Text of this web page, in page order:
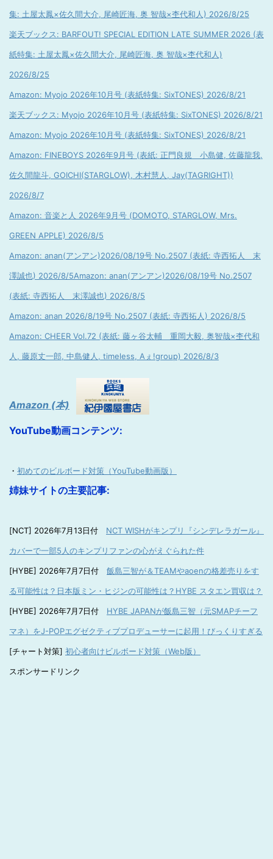
集: 土屋太鳳×佐久間大介, 尾崎匠海, 奥 智哉×杢代和人) 2026/8/25
楽天ブックス: BARFOUT! SPECIAL EDITION LATE SUMMER 2026 (表
紙特集: 土屋太鳳×佐久間大介, 尾崎匠海, 奥 智哉×杢代和人)
2026/8/25
Amazon: Myojo 2026年10月号 (表紙特集: SixTONES) 2026/8/21
楽天ブックス: Myojo 2026年10月号 (表紙特集: SixTONES) 2026/8/21
Amazon: Myojo 2026年10月号 (表紙特集: SixTONES) 2026/8/21
Amazon: FINEBOYS 2026年9月号 (表紙: 正門良規 小島健, 佐藤龍我,
佐久間龍斗, GOICHI(STARGLOW), 木村慧人, Jay(TAGRIGHT))
2026/8/7
Amazon: 音楽と人 2026年9月号 (DOMOTO, STARGLOW, Mrs.
GREEN APPLE) 2026/8/5
Amazon: anan(アンアン)2026/08/19号 No.2507 (表紙: 寺西拓人 末
澤誠也) 2026/8/5Amazon: anan(アンアン)2026/08/19号 No.2507
(表紙: 寺西拓人 末澤誠也) 2026/8/5
Amazon: anan 2026/8/19号 No.2507 (表紙: 寺西拓人) 2026/8/5
Amazon: CHEER Vol.72 (表紙: 藤ヶ谷太輔 重岡大毅, 奥智哉×杢代和
人, 藤原丈一郎, 中島健人, timeless, Aぇ!group) 2026/8/3
Amazon (本)
YouTube動画コンテンツ:
・ 初めてのビルボード対策（YouTube動画版）
姉妹サイトの主要記事:
[NCT] 2026年7月13日付 NCT WISHがキンプリ『シンデレラガール』
カバーで一部5人のキンプリファンの心がえぐられた件
[HYBE] 2026年7月7日付 飯島三智が＆TEAMやaoenの格差売りをす
る可能性は？日本版ミン・ヒジンの可能性は？HYBE スタエン買収は？
[HYBE] 2026年7月7日付 HYBE JAPANが飯島三智（元SMAPチーフ
マネ）をJ-POPエグゼクティブプロデューサーに起用！びっくりすぎる
[チャート対策] 初心者向けビルボード対策（Web版）
スポンサードリンク